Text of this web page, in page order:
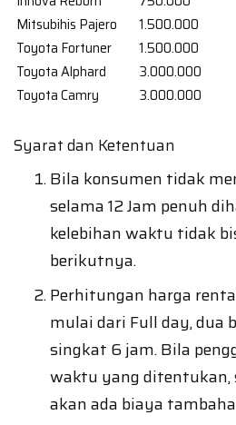
Mitsubihis Pajero
1.500.000
Toyota Fortuner
1.500.000
Toyota Alphard
3.000.000
Toyota Camry
3.000.000
Syarat dan Ketentuan
Bila konsumen tidak
selama 12 Jam penuh
kelebihan waktu tidak
berikutnya.
Perhitungan harga
mulai dari Full day, dua
singkat 6 jam. Bila
waktu yang ditentukan,
akan ada biaya